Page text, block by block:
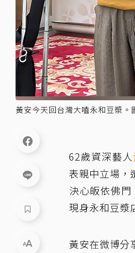
黃安今天回台灣大嗑永和豆漿。
62歲資深藝人
表親中立場，
決心皈依佛
現身永和豆漿
黃安在微博分